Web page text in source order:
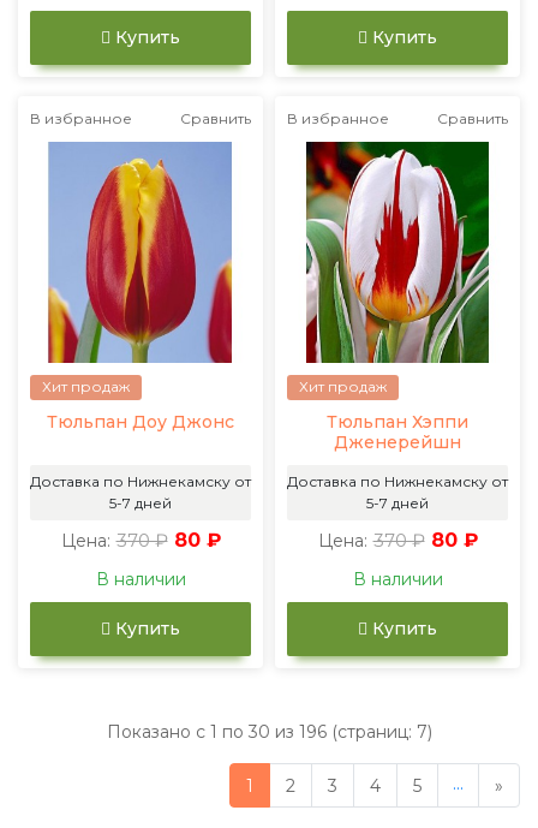
Купить Купить
В избранное Сравнить
Хит продаж
Тюльпан Доу Джонс
Доставка по Нижнекамску от
5-7 дней
Цена: 370 ₽ 80 ₽
В наличии
Купить
В избранное Сравнить
Хит продаж
Тюльпан Хэппи
Дженерейшн
Доставка по Нижнекамску от
5-7 дней
Цена: 370 ₽ 80 ₽
В наличии
Купить
Показано с 1 по 30 из 196 (страниц: 7)
1 2 3 4 5 ... »